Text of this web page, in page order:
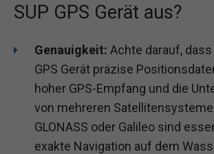
SUP GPS Gerät aus?
Genauigkeit: Achte darauf, dass
GPS Gerät präzise
hoher GPS-Empfang und die
von mehreren
GLONASS oder Galileo sind
exakte Navigation auf dem